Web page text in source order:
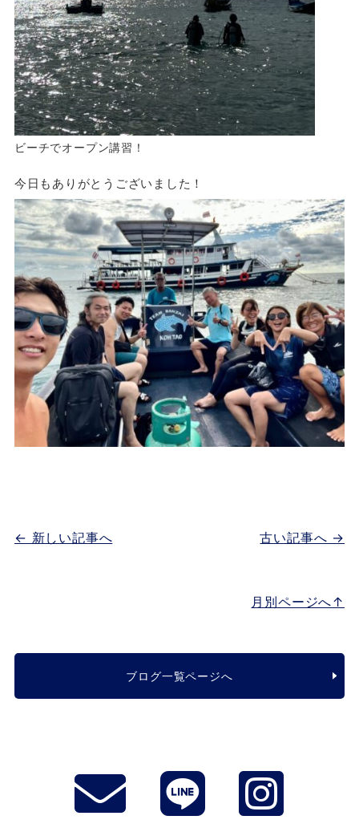
ビーチでオープン講習！
今日もありがとうございました！
古い記事へ →
← 新しい記事へ
月別ページへ↑
ブログ一覧ページへ